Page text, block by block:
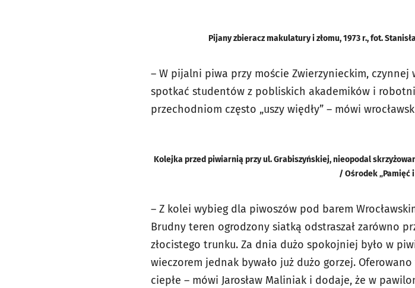
Pijany zbieracz makulatury i złomu, 1973 r., fot.
– W pijalni piwa przy moście Zwierzynieckim, czynnej
spotkać studentów z pobliskich akademików i
przechodniom często „uszy więdły” – mówi
Kolejka przed piwiarnią przy ul. Grabiszyńskiej, nieopodal
/ Ośrodek „Pamięć i
– Z kolei wybieg dla piwoszów pod barem
Brudny teren ogrodzony siatką odstraszał zarówno
złocistego trunku. Za dnia dużo spokojniej było w
wieczorem jednak bywało już dużo gorzej.
ciepłe – mówi Jarosław Maliniak i dodaje, że w